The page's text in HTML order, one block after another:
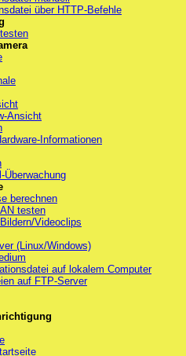
über HTTP-Befehle
Ansicht
Informationen
Überwachung
berechnen
testen
Videoclips
(Linux/Windows)
auf lokalem Computer
auf FTP-Server